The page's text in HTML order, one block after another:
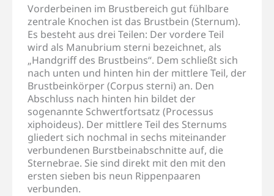
Vorderbeinen im Brustbereich gut fühlbare
zentrale Knochen ist das Brustbein (Sternum).
Es besteht aus drei Teilen: Der vordere Teil
wird als Manubrium sterni bezeichnet, als
„Handgriff des Brustbeins“. Dem schließt sich
nach unten und hinten hin der mittlere Teil, der
Brustbeinkörper (Corpus sterni) an. Den
Abschluss nach hinten hin bildet der
sogenannte Schwertfortsatz (Processus
xiphoideus). Der mittlere Teil des Sternums
gliedert sich nochmal in sechs miteinander
verbundenen Burstbeinabschnitte auf, die
Sternebrae. Sie sind direkt mit den mit den
ersten sieben bis neun Rippenpaaren
verbunden.